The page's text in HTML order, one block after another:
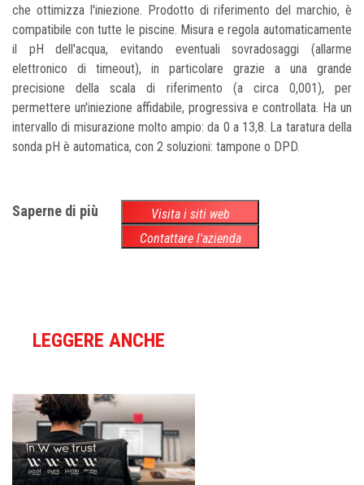
che ottimizza l'iniezione. Prodotto di riferimento del marchio, è
compatibile con tutte le piscine. Misura e regola automaticamente
il pH dell'acqua, evitando eventuali sovradosaggi (allarme
elettronico di timeout), in particolare grazie a una grande
precisione della scala di riferimento (a circa 0,001), per
permettere un'iniezione affidabile, progressiva e controllata. Ha un
intervallo di misurazione molto ampio: da 0 a 13,8. La taratura della
sonda pH è automatica, con 2 soluzioni: tampone o DP D.
Saperne di più
Visita i siti web
Contattare l'azienda
LEGGERE ANCHE